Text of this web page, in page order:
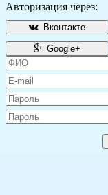
Авторизация через:
Вконтакте
Google+